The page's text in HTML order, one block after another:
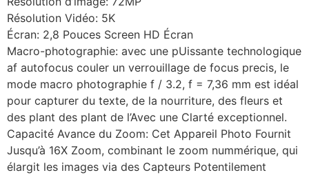
Résolution Vidéo: 5K
Écran: 2,8 Pouces Screen HD Écran
Macro-photographie: avec une pUissante technologique
af autofocus couler un verrouillage de focus precis, le
mode macro photographie f / 3.2, f = 7,36 mm est idéal
pour capturer du texte, de la nourriture, des fleurs et
des plant des plant de l’Avec une Clarté exceptionnel.
Capacité Avance du Zoom: Cet Appareil Photo Fournit
Jusqu’à 16X Zoom, combinant le zoom nummérique, qui
élargit les images via des Capteurs Potentilement